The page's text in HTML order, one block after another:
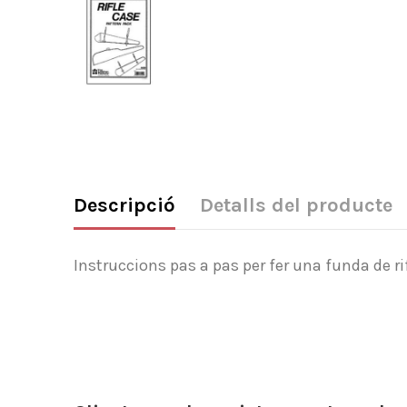
Descripció Detalls del producte
Instruccions pas a pas per fer una funda de